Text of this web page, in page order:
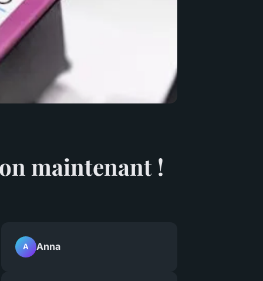
maintenant !
A Anna